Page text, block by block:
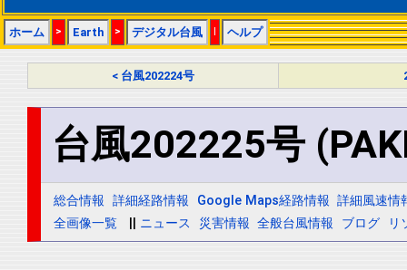
ホーム > Earth > デジタル台風 | ヘルプ
< 台風202224号
台風202225号
総合情報 詳細経路情報 Google Maps経路情報 詳細風速情
全画像一覧
ニュース 災害情報 全般台風情報 ブログ リ